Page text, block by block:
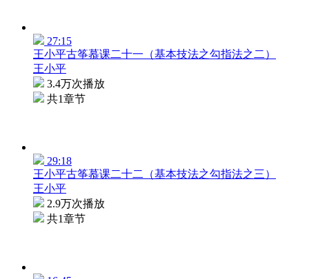
27:15
王小平古筝慕课二十一（基本技法之勾指法之二）
王小平
3.4万次播放
共1章节
29:18
王小平古筝慕课二十二（基本技法之勾指法之三）
王小平
2.9万次播放
共1章节